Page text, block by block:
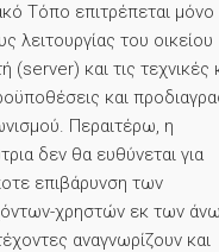
Τόπο επιτρέπεται
λειτουργίας του οικείου
(server) και τις τεχνικές
και
Περαιτέρω, η
δεν θα ευθύνεται για
επιβάρυνση των
χρηστών εκ των άνω
αναγνωρίζουν και